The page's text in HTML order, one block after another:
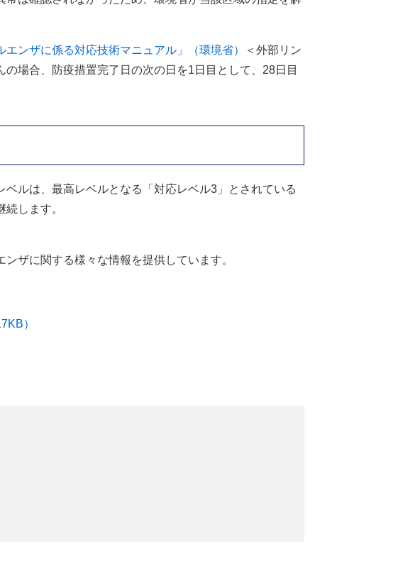
ンザに係る対応技術マニュアル」（環境省）
＜外部リン
場合、防疫措置完了日の次の日を1日目として、28日目
ルは、最高レベルとなる「対応レベル3」とされている
します。
ザに関する様々な情報を提供しています。
）